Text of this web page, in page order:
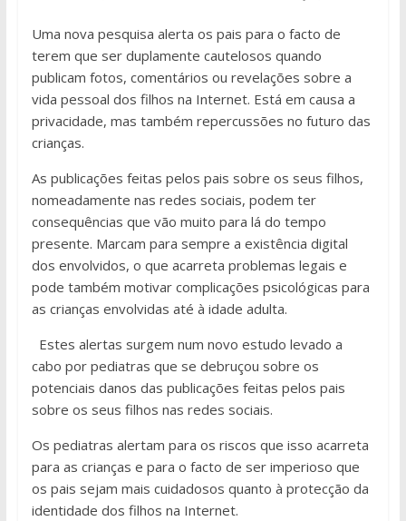
Uma nova pesquisa alerta os pais para o facto de
terem que ser duplamente cautelosos quando
publicam fotos, comentários ou revelações sobre a
vida pessoal dos filhos na Internet. Está em causa a
privacidade, mas também repercussões no futuro das
crianças.
As publicações feitas pelos pais sobre os seus filhos,
nomeadamente nas redes sociais, podem ter
consequências que vão muito para lá do tempo
presente. Marcam para sempre a existência digital
dos envolvidos, o que acarreta problemas legais e
pode também motivar complicações psicológicas para
as crianças envolvidas até à idade adulta.
Estes alertas surgem num novo estudo levado a
cabo por pediatras que se debruçou sobre os
potenciais danos das publicações feitas pelos pais
sobre os seus filhos nas redes sociais.
Os pediatras alertam para os riscos que isso acarreta
para as crianças e para o facto de ser imperioso que
os pais sejam mais cuidadosos quanto à protecção da
identidade dos filhos na Internet.